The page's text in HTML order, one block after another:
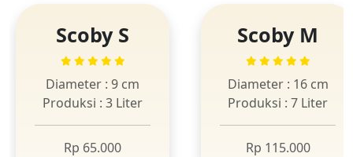
Scoby S
Diameter : 9 cm
Produksi : 3 Liter
Rp 65.000
Scoby M
Diameter : 16 cm
Produksi : 7 Liter
Rp 115.000